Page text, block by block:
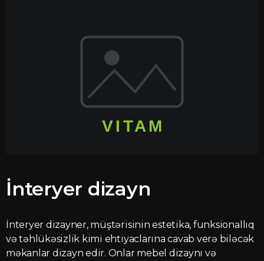
İnteryer dizayn
İnteryer dizayner, müştərisinin estetika, funksionallıq
və təhlükəsizlik kimi ehtiyaclarına cavab verə biləcək
məkanlar dizayn edir. Onlar mebel dizaynı və